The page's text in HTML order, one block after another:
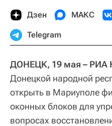
Дзен МАКС
Telegram
ДОНЕЦК, 19 мая – РИА
Донецкой народной
открыть в Мариуполе
оконных блоков для
вопросах